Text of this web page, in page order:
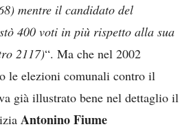
mentre il candidato del
400 voti in più rispetto alla sua
2117)“. Ma che nel 2002
le elezioni comunali contro il
già illustrato bene nel dettaglio il
Antonino Fiume